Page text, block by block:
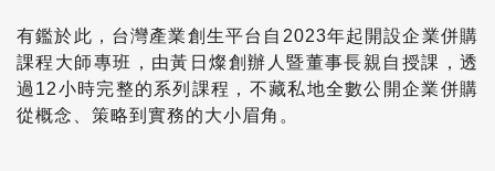
有鑑於此，台灣產業創生平台自2023年起開設企業併購
課程大師專班，由黃日燦創辦人暨董事長親自授課，透
過12小時完整的系列課程，不藏私地全數公開企業併購
從概念、策略到實務的大小眉角。